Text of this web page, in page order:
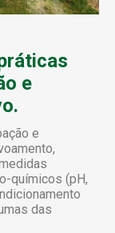
e
e
químicos (pH,
das